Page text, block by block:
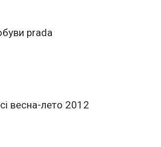
prada
весна-лето 2012